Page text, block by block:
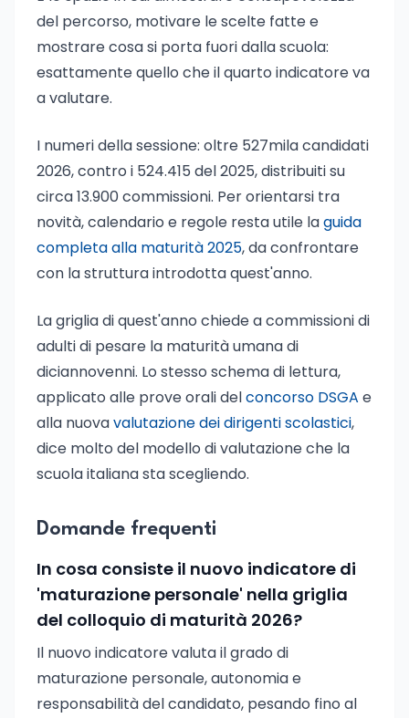
del percorso, motivare le scelte fatte e
mostrare cosa si porta fuori dalla scuola:
esattamente quello che il quarto indicatore va
a valutare.
I numeri della sessione: oltre 527mila candidati
2026, contro i 524.415 del 2025, distribuiti su
circa 13.900 commissioni. Per orientarsi tra
novità, calendario e regole resta utile laguida
completa alla maturità 2025, da confrontare
con la struttura introdotta quest'anno.
La griglia di quest'anno chiede a commissioni di
adulti di pesare la maturità umana di
diciannovenni. Lo stesso schema di lettura,
applicato alle prove orali delconcorso DSGA e
alla nuovavalutazione dei dirigenti scolastici,
dice molto del modello di valutazione che la
scuola italiana sta scegliendo.
Domande frequenti
In cosa consiste il nuovo indicatore di
'maturazione personale' nella griglia
del colloquio di maturità 2026?
Il nuovo indicatore valuta il grado di
maturazione personale, autonomia e
responsabilità del candidato, pesando fino al